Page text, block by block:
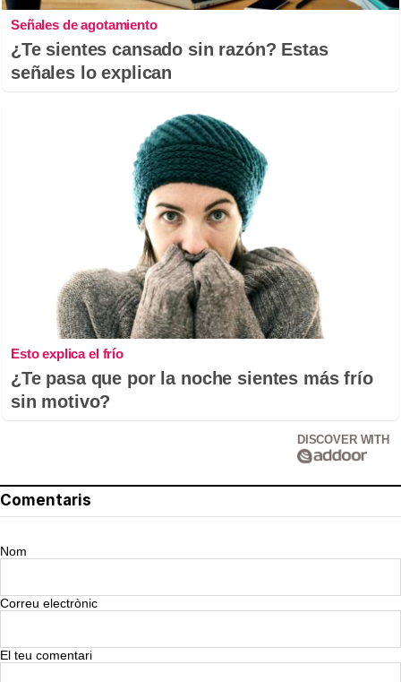
Señales de agotamiento
¿Te sientes cansado sin razón? Estas
señales lo explican
Esto explica el frío
¿Te pasa que por la noche sientes más frío
sin motivo?
DISCOVER WITH
Comentaris
Nom
Correu electrònic
El teu comentari